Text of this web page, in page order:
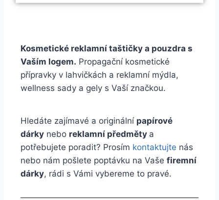
Kosmetické reklamní taštičky a pouzdra s
Vaším logem. Propagační kosmetické
přípravky v lahvičkách a reklamní mýdla,
wellness sady a gely s Vaší značkou.
Hledáte zajímavé a originální papírové
dárky nebo reklamní předměty a
potřebujete poradit? Prosím kontaktujte nás
nebo nám pošlete poptávku na Vaše firemní
dárky, rádi s Vámi vybereme to pravé.